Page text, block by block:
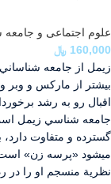
علوم اجتماعی و
160,000 ﷼
زيمل از جامعه
بيشتر از ماركس و وبر
اقبال رو به رشد
گسترده و متفاوت دارد،
مي­شود «پرسه زن»
نظرية منسجم او را در